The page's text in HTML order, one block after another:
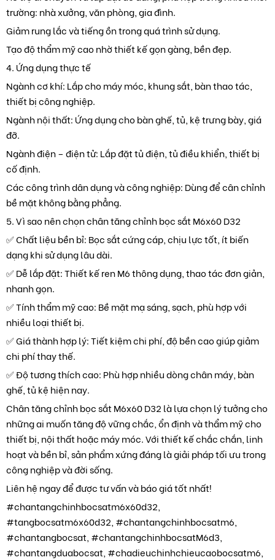
trường: nhà xưởng, văn phòng, gia đình.
Giảm rung lắc và tiếng ồn trong quá trình sử dụng.
Tạo độ thẩm mỹ cao nhờ thiết kế gọn gàng, bền đẹp.
4. Ứng dụng thực tế
Ngành cơ khí: Lắp cho máy móc, khung sắt, bàn thao tác,
thiết bị công nghiệp.
Ngành nội thất: Ứng dụng cho bàn ghế, tủ, kệ trưng bày, giá
đỡ.
Ngành điện – điện tử: Lắp đặt tủ điện, tủ điều khiển, thiết bị
cố định.
Các công trình dân dụng và công nghiệp: Dùng để cân chỉnh
bề mặt không bằng phẳng.
5. Vì sao nên chọn chân tăng chỉnh bọc sắt M6x60 D32
✅ Chất liệu bền bỉ: Bọc sắt cứng cáp, chịu lực tốt, ít biến
dạng khi sử dụng lâu dài.
✅ Dễ lắp đặt: Thiết kế ren M6 thông dụng, thao tác đơn giản,
nhanh gọn.
✅ Tính thẩm mỹ cao: Bề mặt mạ sáng, sạch, phù hợp với
nhiều loại thiết bị.
✅ Giá thành hợp lý: Tiết kiệm chi phí, độ bền cao giúp giảm
chi phí thay thế.
✅ Độ tương thích cao: Phù hợp nhiều dòng chân máy, bàn
ghế, tủ kệ hiện nay.
Chân tăng chỉnh bọc sắt M6x60 D32 là lựa chọn lý tưởng cho
những ai muốn tăng độ vững chắc, ổn định và thẩm mỹ cho
thiết bị, nội thất hoặc máy móc. Với thiết kế chắc chắn, linh
hoạt và bền bỉ, sản phẩm xứng đáng là giải pháp tối ưu trong
công nghiệp và đời sống.
Liên hệ ngay để được tư vấn và báo giá tốt nhất!
#chantangchinhbocsatm6x60d32,
#tangbocsatm6x60d32, #chantangchinhbocsatm6,
#chantangbocsat, #chantangchinhbocsatM6d3,
#chantangduabocsat, #chadieuchinhchieucaobocsatm6,